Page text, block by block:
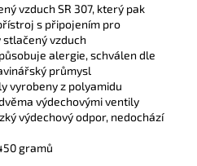
vzduch SR 307, který pak
s připojením pro
vzduch
alergie, schválen dle
průmysl
vyrobeny z polyamidu
výdechovými ventily
výdechový odpor, nedochází
gramů